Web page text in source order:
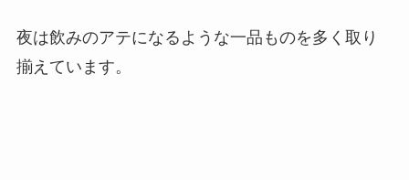
夜は飲みのアテになるような一品ものを多く取り
揃えています。